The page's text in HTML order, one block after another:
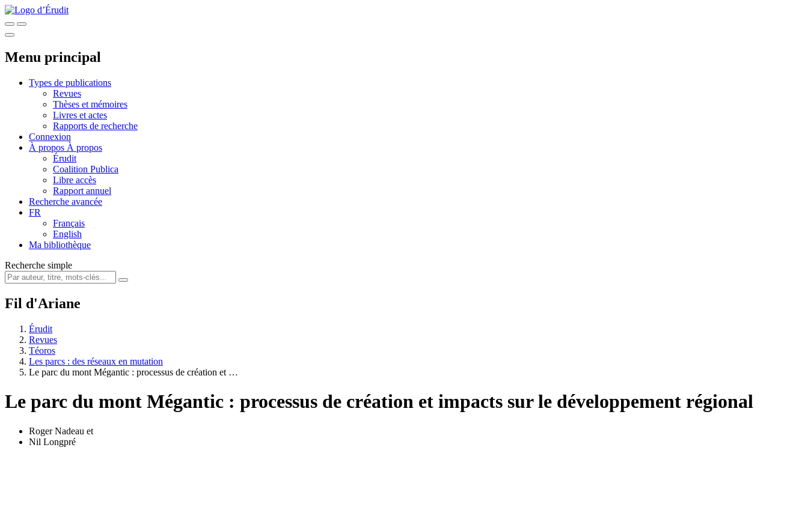
Menu principal
Types de publications
Revues
Thèses et mémoires
Livres et actes
Rapports de recherche
Connexion
À propos À propos
Érudit
Coalition Publica
Libre accès
Rapport annuel
Recherche avancée
FR
Français
English
Ma bibliothèque
Recherche simple
Fil d'Ariane
Érudit
Revues
Téoros
Les parcs : des réseaux en mutation
Le parc du mont Mégantic : processus de création et …
Le parc du mont Mégantic : processus de création et impacts sur le développement régional
Roger Nadeau et
Nil Longpré